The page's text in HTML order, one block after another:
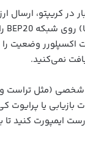
در کریپتو، ارسال
نمی‌کنید.
(مثل تراست
ایمپورت کنید تا